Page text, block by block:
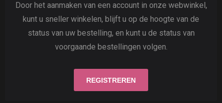
Door het aanmaken van een account in onze webwinkel,
kunt u sneller winkelen, blijft u op de hoogte van de
status van uw bestelling, en kunt u de status van
voorgaande bestellingen volgen.